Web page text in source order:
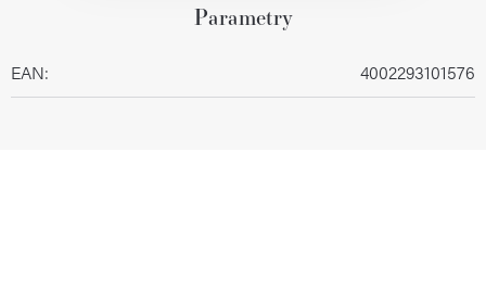
Parametry
EAN: 4002293101576